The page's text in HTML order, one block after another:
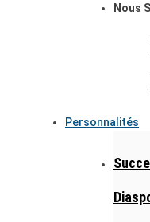
Nous
Personnalités